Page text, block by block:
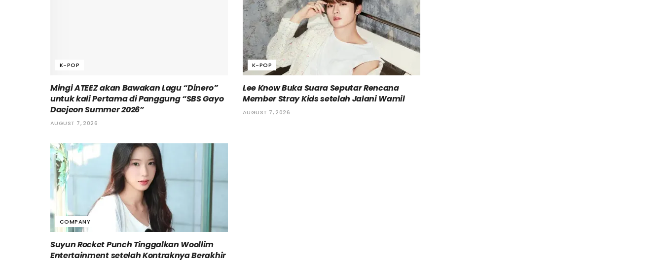
K-POP
Mingi ATEEZ akan Bawakan Lagu “Dinero”
untuk kali Pertama di Panggung “SBS Gayo
Daejeon Summer 2026”
AUGUST 7, 2026
K-POP
Lee Know Buka Suara Seputar Rencana
Member Stray Kids setelah Jalani Wamil
AUGUST 7, 2026
COMPANY
Suyun Rocket Punch Tinggalkan Woollim
Entertainment setelah Kontraknya Berakhir